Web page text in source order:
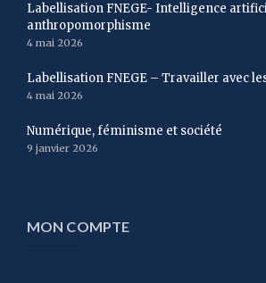
Labellisation FNEGE- Intelligence
anthropomorphisme
4 mai 2026
Labellisation FNEGE – Travailler avec
4 mai 2026
Numérique, féminisme et société
9 janvier 2026
MON COMPTE